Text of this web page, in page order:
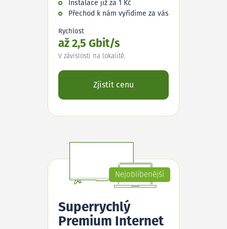
Instalace již za 1 Kč
Přechod k nám vyřídíme za vás
Rychlost
až 2,5 Gbit/s
V závislosti na lokalitě.
Zjistit cenu
Nejoblíbenější
Superrychlý
Premium Internet